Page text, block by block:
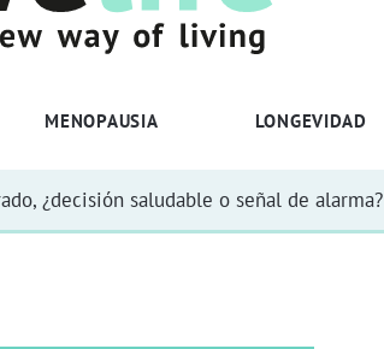
MENOPAUSIA LONGEVIDAD
¿decisión saludable o señal de alarma?